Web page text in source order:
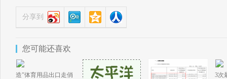
分享到
您可能还喜欢
造”体育用品出口走俏
3次